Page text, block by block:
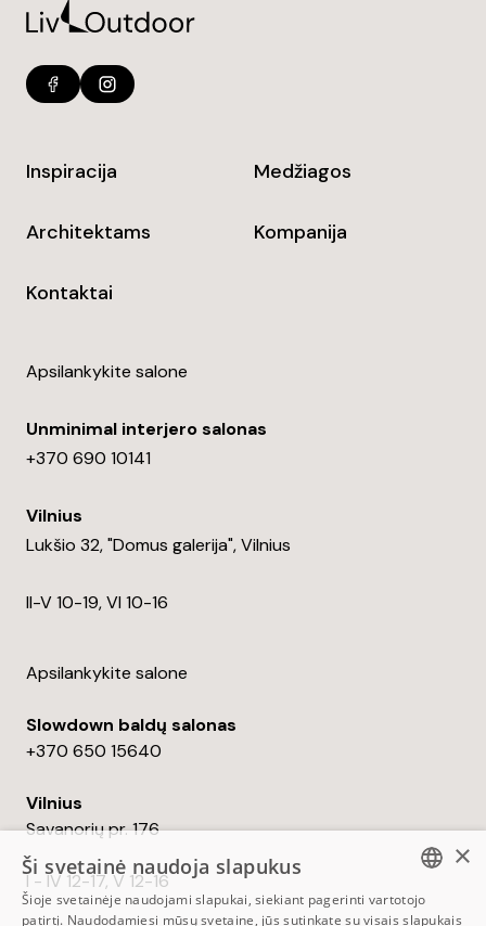
Inspiracija Medžiagos
Architektams Kompanija
Kontaktai
Apsilankykite salone
Unminimal interjero salonas
+370 690 10141
Vilnius
Lukšio 32, "Domus galerija", Vilnius
II-V 10-19, VI 10-16
Apsilankykite salone
Slowdown baldų salonas
+370 650 15640
Vilnius
Savanorių pr. 176
I - IV 12-17, V 12-16
ESTONIAN
×
Ši svetainė naudoja slapukus
Šioje svetainėje naudojami slapukai, siekiant pagerinti vartotojo
patirtį. Naudodamiesi mūsų svetaine, jūs sutinkate su visais slapukais